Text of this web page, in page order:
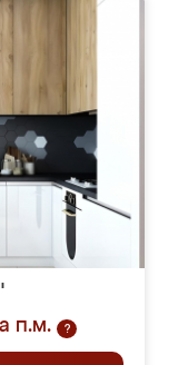
п.м.
?